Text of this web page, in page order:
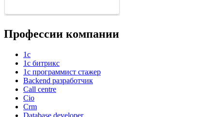
Профессии компании
1с
1с битрикс
1с программист стажер
Backend разработчик
Call centre
Cio
Crm
Database developer